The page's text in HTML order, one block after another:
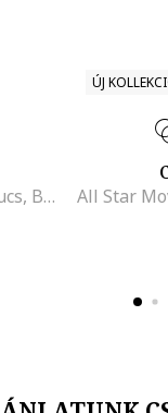
Tasman II nyersbőr papucs, Barna/Rózsaszín
ÚJ